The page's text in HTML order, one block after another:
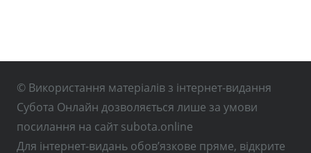
© Використання матеріалів з інтернет-видання
Субота Онлайн дозволяється лише за умови
посилання на сайт subota.online
Для інтернет-видань обов’язкове пряме, відкрите